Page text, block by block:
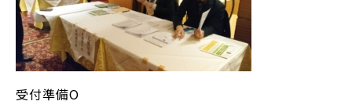
受付準備O